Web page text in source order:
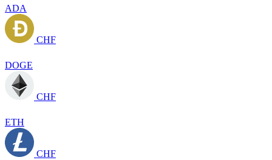
ADA
CHF
DOGE
CHF
ETH
CHF